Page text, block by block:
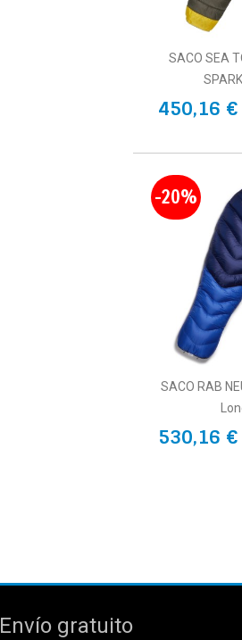
SACO SEA
450,16 €
-20%
SACO RAB
530,16 €
Envío gratuito